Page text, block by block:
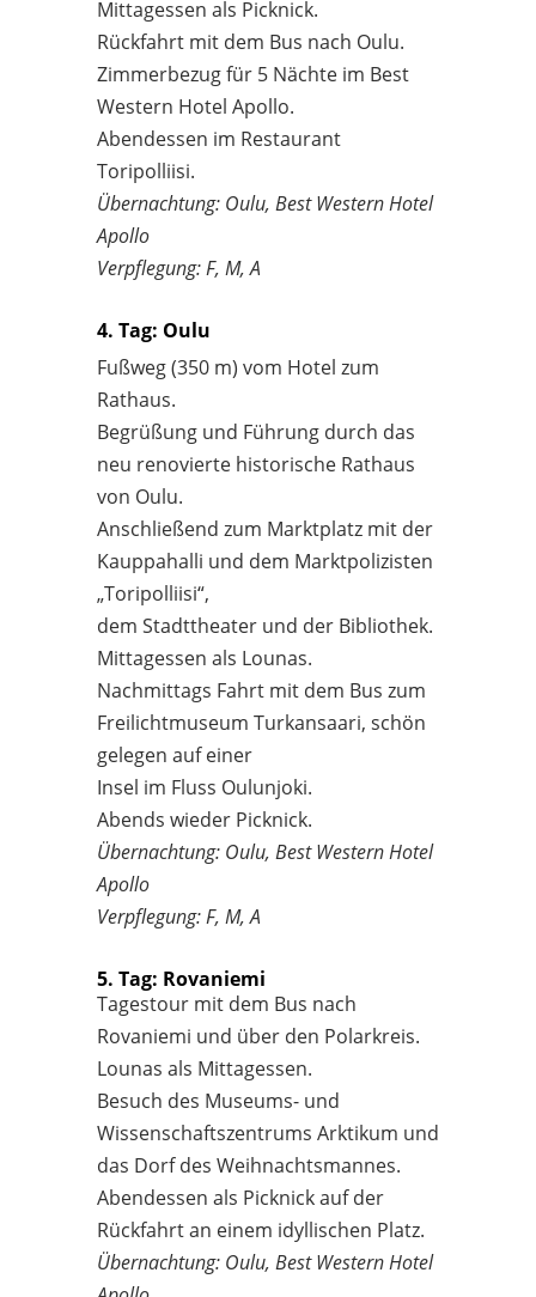
Mittagessen als Picknick.
Rückfahrt mit dem Bus nach Oulu.
Zimmerbezug für 5 Nächte im Best
Western Hotel Apollo.
Abendessen im Restaurant
Toripolliisi.
Übernachtung: Oulu, Best Western Hotel
Apollo
Verpflegung: F, M, A
4. Tag: Oulu
Fußweg (350 m) vom Hotel zum
Rathaus.
Begrüßung und Führung durch das
neu renovierte historische Rathaus
von Oulu.
Anschließend zum Marktplatz mit der
Kauppahalli und dem Marktpolizisten
„Toripolliisi“,
dem Stadttheater und der Bibliothek.
Mittagessen als Lounas.
Nachmittags Fahrt mit dem Bus zum
Freilichtmuseum Turkansaari, schön
gelegen auf einer
Insel im Fluss Oulunjoki.
Abends wieder Picknick.
Übernachtung: Oulu, Best Western Hotel
Apollo
Verpflegung: F, M, A
5. Tag: Rovaniemi
Tagestour mit dem Bus nach
Rovaniemi und über den Polarkreis.
Lounas als Mittagessen.
Besuch des Museums- und
Wissenschaftszentrums Arktikum und
das Dorf des Weihnachtsmannes.
Abendessen als Picknick auf der
Rückfahrt an einem idyllischen Platz.
Übernachtung: Oulu, Best Western Hotel